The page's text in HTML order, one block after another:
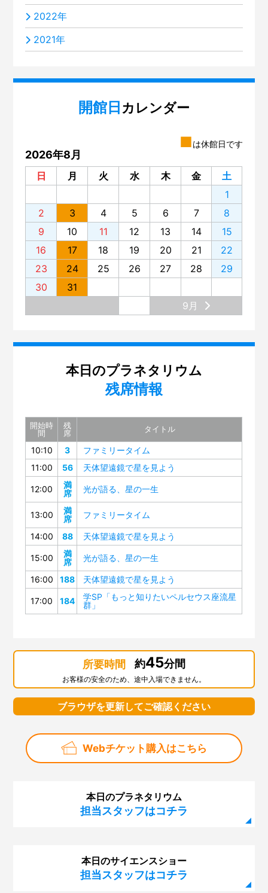
2022年
2021年
開館日 カレンダー
■は休館日です
2026年8月
日 月 火 水 木 金
土
1
2
3 4 5 6 7
8
9
10 11 12 13 14
15
16
17 18 19 20 21
22
23
24 25 26 27 28
29
30
31
9月
本日のプラネタリウム
残席情報
開始時
間
残
席
タイトル
10:10 3
ファミリータイム
11:00
56 天体望遠鏡で星を見よう
12:00
満
席
光が語る、星の一生
13:00
満
席
ファミリータイム
14:00 88 天体望遠鏡で星を見よう
15:00
満
席
光が語る、星の一生
16:00 188 天体望遠鏡で星を見よう
17:00 184
学SP「もっと知りたいペルセウス座流星
群」
所要時間 約45分間
お客様の安全のため、途中入場できません。
ブラウザを更新してご確認ください
Webチケット購入はこちら
本日のプラネタリウム
担当スタッフはコチラ
本日のサイエンスショー
担当スタッフはコチラ